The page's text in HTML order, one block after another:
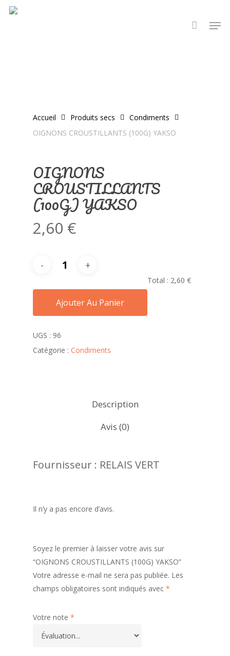
Skip
Accueil Produits secs
Condiments
OIGNONS CROUSTILLANTS (100G) YAKSO
OIGNONS
CROUSTILLANTS
(100G) YAKSO
2,60 €
Ajouter Au Panier
Total : 2,60 €
UGS : 96
Catégorie : Condiments
Description
Avis (0)
Fournisseur : RELAIS VERT
Il n’y a pas encore d’avis.
Soyez le premier à laisser votre avis sur
“OIGNONS CROUSTILLANTS (100G) YAKSO”
Votre adresse e-mail ne sera pas publiée. Les
champs obligatoires sont indiqués avec *
Votre note *